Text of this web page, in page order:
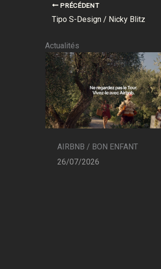
PRÉCÉDENT
Tipo S-Design / Nicky Blitz
Actualités
AIRBNB / BON ENFANT
26/07/2026